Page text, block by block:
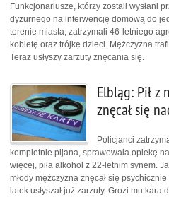
Funkcjonariusze, którzy zostali wysłani
dyżurnego na interwencję domową do
terenie miasta, zatrzymali 46-letniego
kobietę oraz trójkę dzieci. Mężczyzna
Teraz usłyszy zarzuty znęcania się.
Elbląg: Pił z
znęcał się
Policjanci
kompletnie pijana, sprawowała opiekę
więcej, piła alkohol z 22-letnim synem.
młody mężczyzna znęcał się
latek usłyszał już zarzuty. Grozi mu